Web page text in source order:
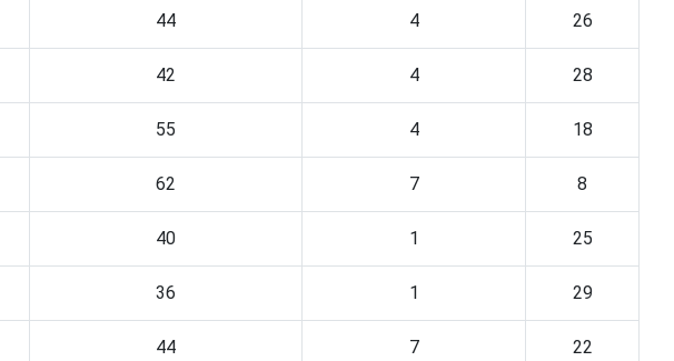
44 4 26
42 4 28
55 4 18
62 7 8
40 1 25
36 1 29
44 7 22